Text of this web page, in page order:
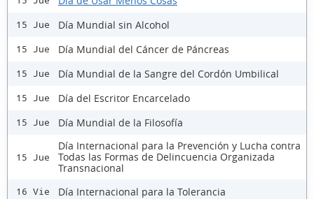
15 Jue Día Mundial sin Alcohol
15 Jue Día Mundial del Cáncer de Páncreas
15 Jue Día Mundial de la Sangre del Cordón Umbilical
15 Jue Día del Escritor Encarcelado
15 Jue Día Mundial de la Filosofía
15 Jue
Día Internacional para la Prevención y Lucha contra
Todas las Formas de Delincuencia Organizada
Transnacional
16 Vie Día Internacional para la Tolerancia